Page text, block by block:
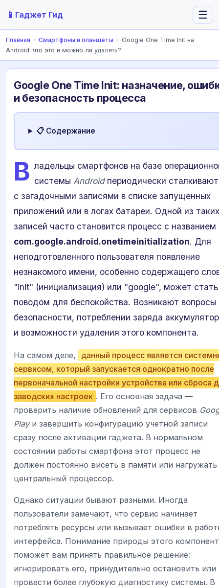
📱 Гаджет Гид ☰
Главная › Смартфоны и планшеты › Google One Time Init на
Android: что это и можно ли удалять?
Google One Time Init: назначение,
и безопасность процесса
📋 Содержание
В ладельцы смартфонов на базе
системы Androidпериодически
с загадочными записями в списке запущенных
приложений или в логах батареи. Одной из таких
записей часто становится процесс с названием
com.google.android.onetimeinitialization. Для
неподготовленного пользователя появление
незнакомого имени, особенно содержащего
"init" (инициализация) или "google", может стать
поводом для беспокойства. Возникают вопросы
безопасности, потреблении заряда
и возможности удаления этого компонента.
На самом деле,
данный процесс является
сервисом, который запускается однократно после
первоначальной настройки устройства или сброса
заводских настроек . Его основная задача —
проверить наличие обновлений для сервисов
Playи завершить конфигурацию учетной записи
сразу после активации гаджета. В нормальном
состоянии работы смартфона этот процесс не
должен постоянно висеть в памяти или нагружать
центральный процессор.
Однако ситуации бывают разными. Иногда
пользователи замечают, что сервис начинает
потреблять ресурсы или вызывает ошибки в
интерфейса. Понимание природы этого
поможет вам принять правильное решение:
игнорировать его, принудительно остановить или
провести более глубокую диагностику системы. В